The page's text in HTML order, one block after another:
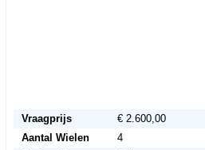
Vraagprijs
€ 2.600,00
Aantal Wielen
4